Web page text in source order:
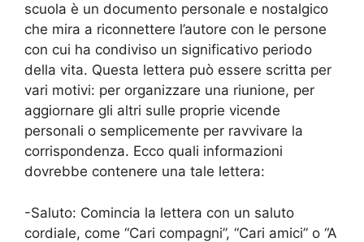
scuola è un documento personale e nostalgico
che mira a riconnettere l’autore con le persone
con cui ha condiviso un significativo periodo
della vita. Questa lettera può essere scritta per
vari motivi: per organizzare una riunione, per
aggiornare gli altri sulle proprie vicende
personali o semplicemente per ravvivare la
corrispondenza. Ecco quali informazioni
dovrebbe contenere una tale lettera:
-Saluto: Comincia la lettera con un saluto
cordiale, come “Cari compagni”, “Cari amici” o “A